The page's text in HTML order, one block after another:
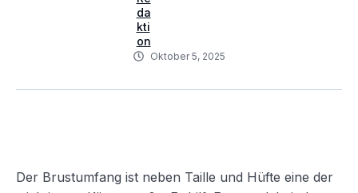
Oktober 5, 2025
Der Brustumfang ist neben Taille und Hüfte eine der